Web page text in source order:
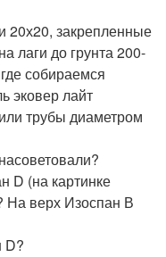
20х20, закрепленные
лаги до грунта 200-
собираемся
эковер лайт
трубы диаметром
D (на картинке
На верх Изоспан В
D?